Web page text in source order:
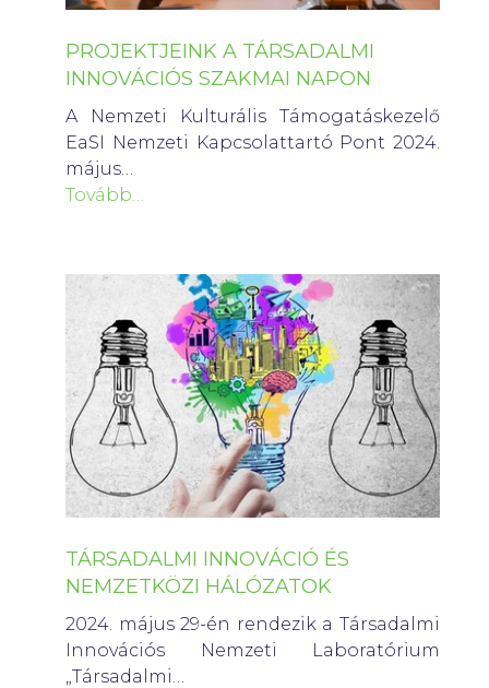
PROJEKTJEINK A TÁRSADALMI
INNOVÁCIÓS SZAKMAI NAPON
A Nemzeti Kulturális Támogatáskezelő
EaSI Nemzeti Kapcsolattartó Pont 2024.
május…
Tovább…
TÁRSADALMI INNOVÁCIÓ ÉS
NEMZETKÖZI HÁLÓZATOK
2024. május 29-én rendezik a Társadalmi
Innovációs Nemzeti Laboratórium
„Társadalmi…